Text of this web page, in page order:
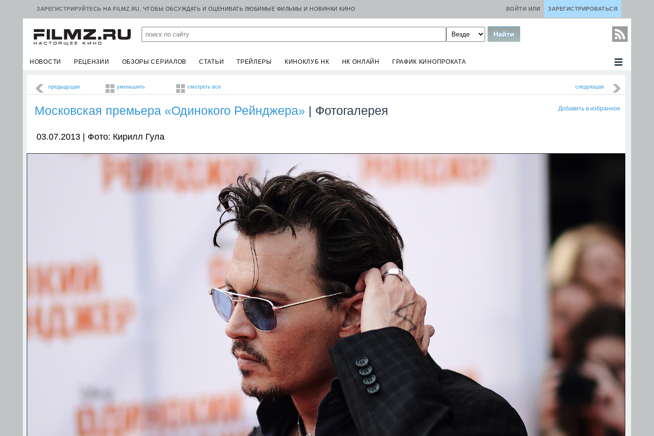
ЗАРЕГИСТРИРУЙТЕСЬ НА FILMZ.RU, ЧТОБЫ ОБСУЖДАТЬ И ОЦЕНИВАТЬ ЛЮБИМЫЕ ФИЛЬМЫ И НОВИНКИ КИНО ЗАРЕГИСТРИРОВАТЬСЯ
ВОЙТИ ИЛИ
НОВОСТИ РЕЦЕНЗИИ ОБЗОРЫ СЕРИАЛОВ СТАТЬИ ТРЕЙЛЕРЫ КИНОКЛУБ НК НК ОНЛАЙН ГРАФИК КИНОПРОКАТА
предыдущая уменьшить смотреть все следующая
Добавить в избранное
Московская премьера «Одинокого Рейнджера» | Фотогалерея
03.07.2013 | Фото: Кирилл Гула